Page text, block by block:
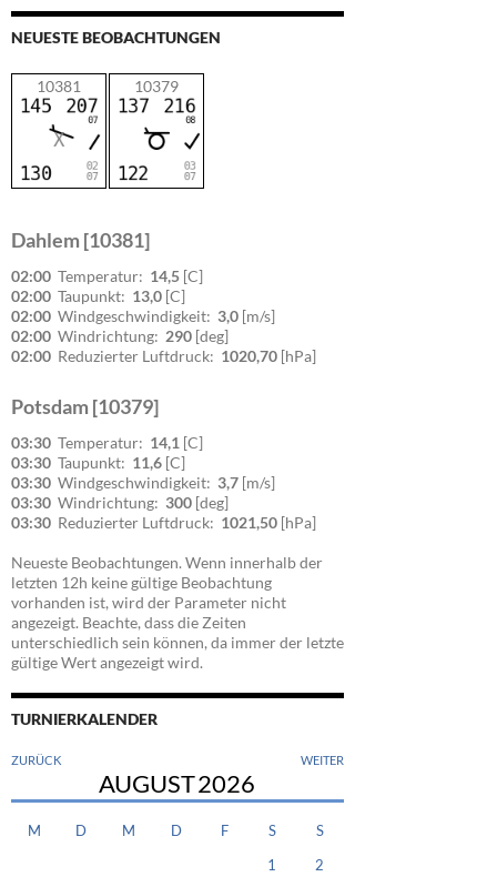
NEUESTE BEOBACHTUNGEN
10381 10379
Dahlem [10381]
02:00 Temperatur: 14,5 [C]
02:00 Taupunkt: 13,0 [C]
02:00 Windgeschwindigkeit: 3,0 [m/s]
02:00 Windrichtung: 290 [deg]
02:00 Reduzierter Luftdruck: 1020,70 [hPa]
Potsdam [10379]
03:30 Temperatur: 14,1 [C]
03:30 Taupunkt: 11,6 [C]
03:30 Windgeschwindigkeit: 3,7 [m/s]
03:30 Windrichtung: 300 [deg]
03:30 Reduzierter Luftdruck: 1021,50 [hPa]
Neueste Beobachtungen. Wenn innerhalb der
letzten 12h keine gültige Beobachtung
vorhanden ist, wird der Parameter nicht
angezeigt. Beachte, dass die Zeiten
unterschiedlich sein können, da immer der letzte
gültige Wert angezeigt wird.
TURNIERKALENDER
ZURÜCK WEITER
AUGUST2026
M D M D F S S
1
2